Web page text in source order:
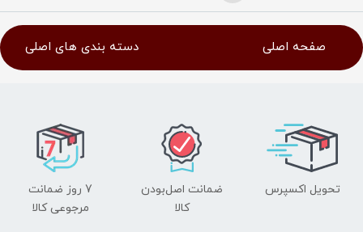
صفحه اصلی دسته بندی های اصلی
تحویل اکسپرس
ضمانت اصل‌بودن
کالا
7 روز ضمانت
مرجوعی کالا